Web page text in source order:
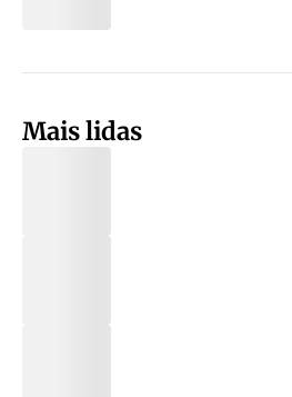
Mais lidas